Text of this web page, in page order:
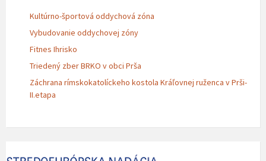
Kultúrno-športová oddychová zóna
Vybudovanie oddychovej zóny
Fitnes Ihrisko
Triedený zber BRKO v obci Prša
Záchrana rímskokatolíckeho kostola Kráľovnej ruženca v Prši-
II.etapa